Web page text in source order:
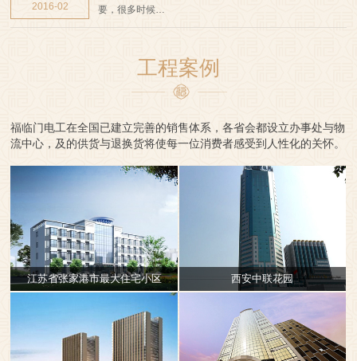
2016-02
要，很多时候…
工程案例
福临门电工在全国已建立完善的销售体系，各省会都设立办事处与物
流中心，及的供货与退换货将使每一位消费者感受到人性化的关怀。
江苏省张家港市最大住宅小区 西安中联花园